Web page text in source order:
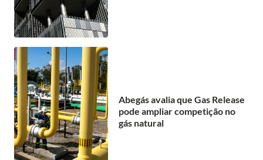
Abegás avalia que Gas Release
pode ampliar competição no
gás natural